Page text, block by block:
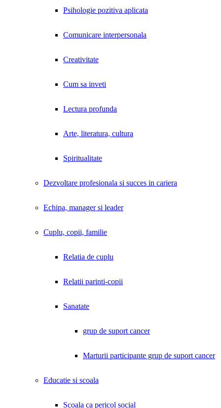
Psihologie pozitiva aplicata
Comunicare interpersonala
Creativitate
Cum sa inveti
Lectura profunda
Arte, literatura, cultura
Spiritualitate
Dezvoltare profesionala si succes in cariera
Echipa, manager si leader
Cuplu, copii, familie
Relatia de cuplu
Relatii parinti-copii
Sanatate
grup de suport cancer
Marturii participante grup de suport cancer
Educatie si scoala
Scoala ca pericol social